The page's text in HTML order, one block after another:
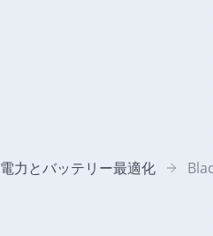
力とバッテリー最適化